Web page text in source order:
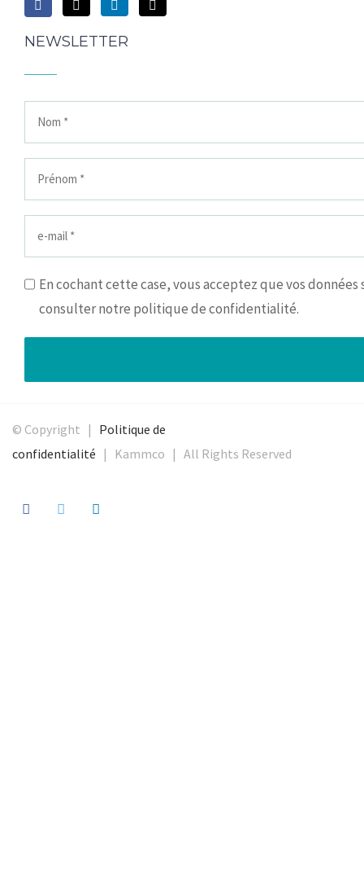
NEWSLETTER
En cochant cette case, vous acceptez que vos
consulter notre politique de confidentialité.
© Copyright | Politique de
confidentialité | Kammco | All Rights Reserved